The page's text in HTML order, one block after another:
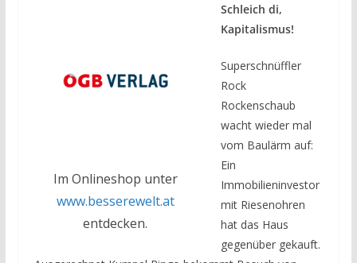
Im Onlineshop unter
www.besserewelt.at
entdecken.
Schleich di,
Kapitalismus!
Superschnüffler
Rock
Rockenschaub
wacht wieder mal
vom Baulärm auf:
Ein
Immobilieninvestor
mit Riesenohren
hat das Haus
gegenüber gekauft.